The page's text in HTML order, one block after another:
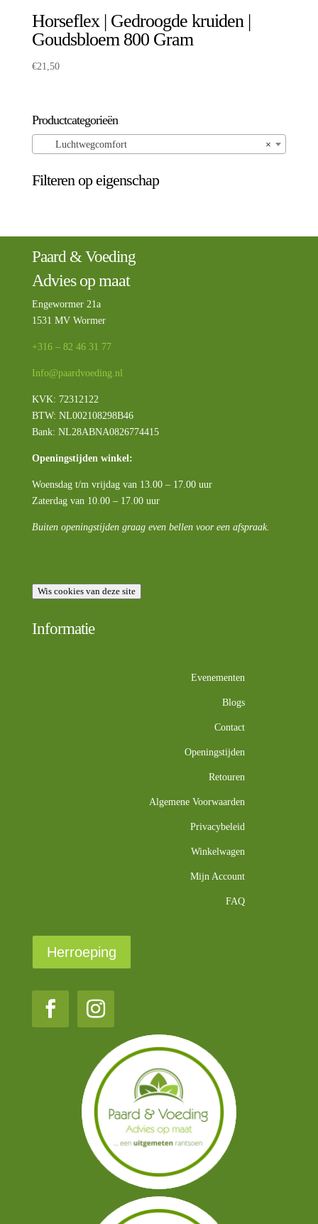
Horseflex | Gedroogde kruiden |
Goudsbloem 800 Gram
€21,50
Productcategorieën
×
Luchtwegcomfort
Filteren op eigenschap
Paard & Voeding
Advies op maat
Engewormer 21a
1531 MV Wormer
+316 – 82 46 31 77
Info@paardvoeding.nl
KVK: 72312122
BTW: NL002108298B46
Bank: NL28ABNA0826774415
Openingstijden winkel:
Woensdag t/m vrijdag van 13.00 – 17.00 uur
Zaterdag van 10.00 – 17.00 uur
Buiten openingstijden graag even bellen voor een afspraak.
Wis cookies van deze site
Informatie
Evenementen
Blogs
Contact
Openingstijden
Retouren
Algemene Voorwaarden
Privacybeleid
Winkelwagen
Mijn Account
FAQ
Herroeping